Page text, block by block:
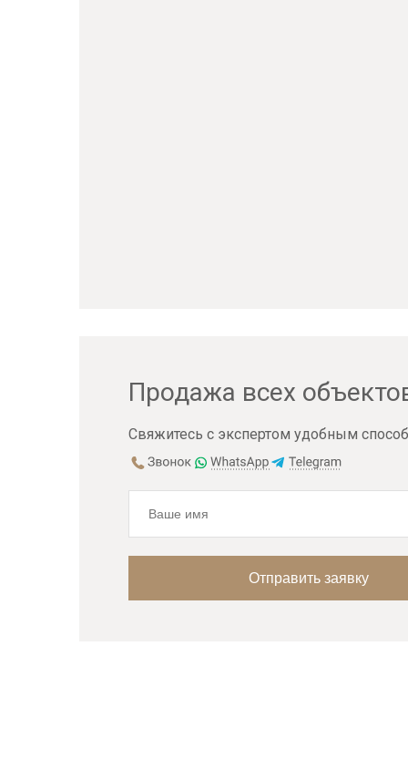
Продажа всех
Свяжитесь с экспертом удобным